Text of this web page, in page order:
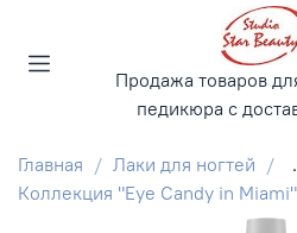
Продажа товаров
педикюра с
Главная Лаки для ногтей
Коллекция "Eye Candy in Miami"